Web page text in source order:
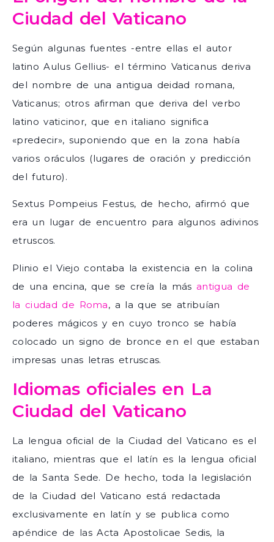
Ciudad del Vaticano
Según algunas fuentes -entre ellas el autor
latino Aulus Gellius- el término Vaticanus deriva
del nombre de una antigua deidad romana,
Vaticanus; otros afirman que deriva del verbo
latino vaticinor, que en italiano significa
«predecir», suponiendo que en la zona había
varios oráculos (lugares de oración y predicción
del futuro).
Sextus Pompeius Festus, de hecho, afirmó que
era un lugar de encuentro para algunos adivinos
etruscos.
Plinio el Viejo contaba la existencia en la colina
de una encina, que se creía la másantigua de
la ciudad de Roma, a la que se atribuían
poderes mágicos y en cuyo tronco se había
colocado un signo de bronce en el que estaban
impresas unas letras etruscas.
Idiomas oficiales en La
Ciudad del Vaticano
La lengua oficial de la Ciudad del Vaticano es el
italiano, mientras que el latín es la lengua oficial
de la Santa Sede. De hecho, toda la legislación
de la Ciudad del Vaticano está redactada
exclusivamente en latín y se publica como
apéndice de las Acta Apostolicae Sedis, la